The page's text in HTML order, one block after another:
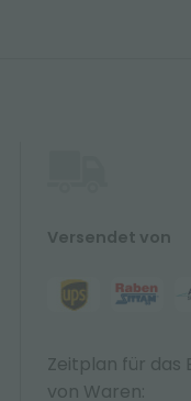
Versendet von
Zeitplan für das
von Waren: